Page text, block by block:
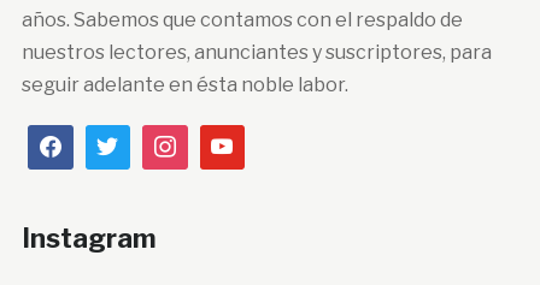
años. Sabemos que contamos con el respaldo de
nuestros lectores, anunciantes y suscriptores, para
seguir adelante en ésta noble labor.
Instagram